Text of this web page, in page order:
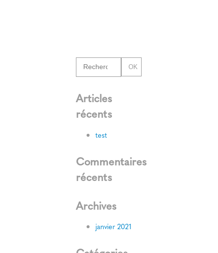
OK
Articles
récents
test
Commentaires
récents
Archives
janvier 2021